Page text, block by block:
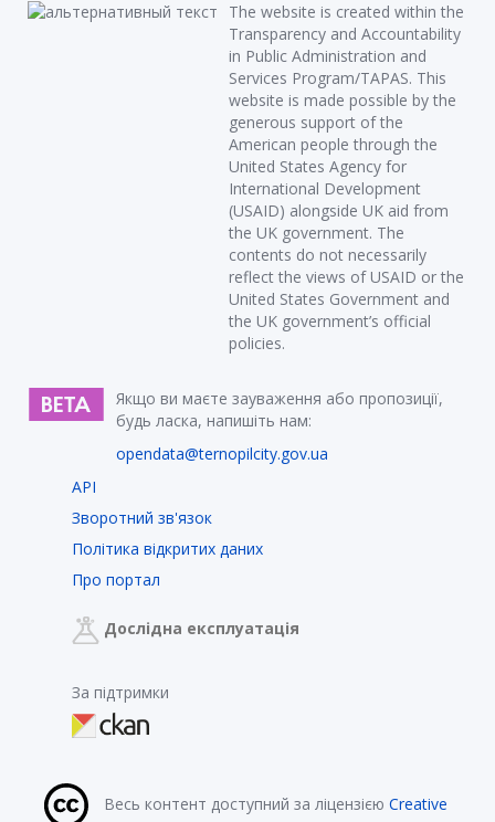
The website is created within the
Transparency and Accountability
in Public Administration and
Services Program/TAPAS. This
website is made possible by the
generous support of the
American people through the
United States Agency for
International Development
(USAID) alongside UK aid from
the UK government. The
contents do not necessarily
reflect the views of USAID or the
United States Government and
the UK government’s official
policies.
Якщо ви маєте зауваження або пропозиції,
будь ласка, напишіть нам:
opendata@ternopilcity.gov.ua
API
Зворотний зв'язок
Політика відкритих даних
Про портал
Дослідна експлуатація
За підтримки
Весь контент доступний за ліцензією Creative